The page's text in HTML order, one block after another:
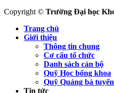
Copyright © Trường Đại học
Trang chủ
Giới thiệu
Thông tin chung
Cơ cấu tổ chức
Danh sách cán bộ
Quỹ Học bổng khoa
Quỹ Quảng bá
Tin tức